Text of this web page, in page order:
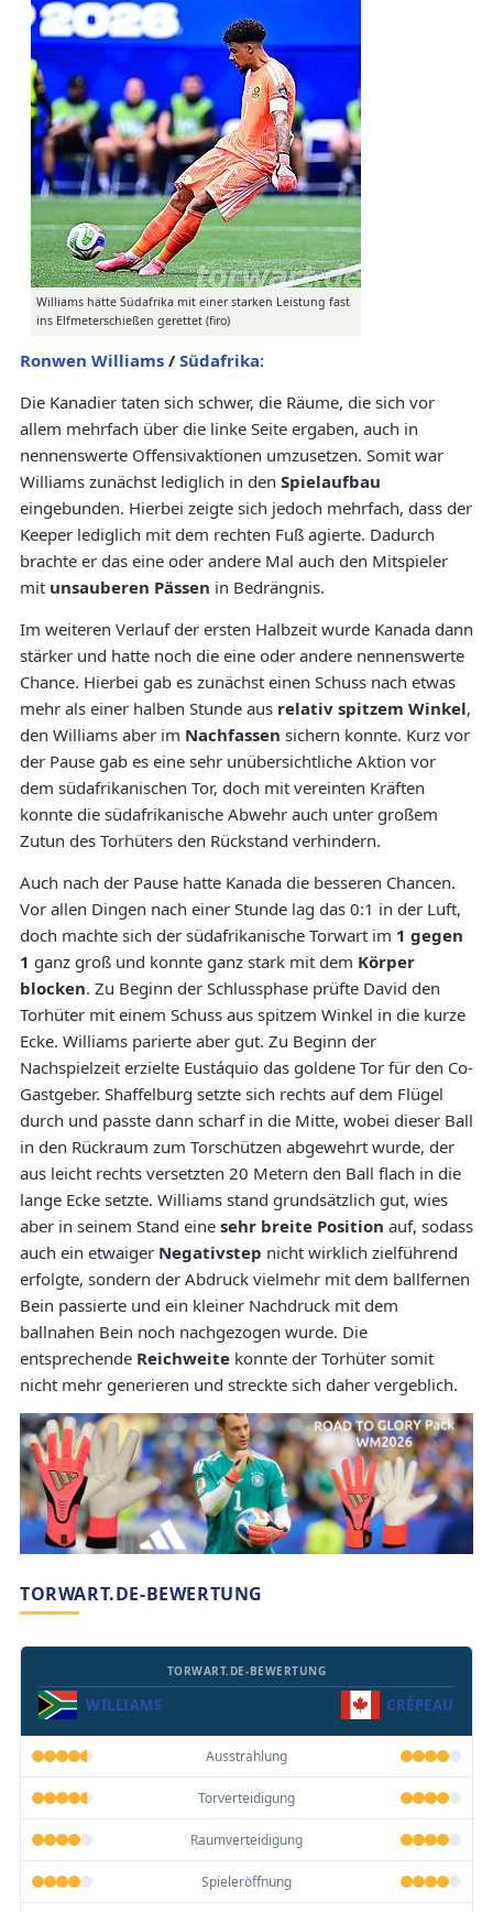
Williams hätte Südafrika mit einer starken Leistung fast
ins Elfmeterschießen gerettet (firo)
Ronwen Williams / Südafrika:
Die Kanadier taten sich schwer, die Räume, die sich vor
allem mehrfach über die linke Seite ergaben, auch in
nennenswerte Offensivaktionen umzusetzen. Somit war
Williams zunächst lediglich in den Spielaufbau
eingebunden. Hierbei zeigte sich jedoch mehrfach, dass der
Keeper lediglich mit dem rechten Fuß agierte. Dadurch
brachte er das eine oder andere Mal auch den Mitspieler
mit unsauberen Pässen in Bedrängnis.
Im weiteren Verlauf der ersten Halbzeit wurde Kanada dann
stärker und hatte noch die eine oder andere nennenswerte
Chance. Hierbei gab es zunächst einen Schuss nach etwas
mehr als einer halben Stunde aus relativ spitzem Winkel,
den Williams aber im Nachfassen sichern konnte. Kurz vor
der Pause gab es eine sehr unübersichtliche Aktion vor
dem südafrikanischen Tor, doch mit vereinten Kräften
konnte die südafrikanische Abwehr auch unter großem
Zutun des Torhüters den Rückstand verhindern.
Auch nach der Pause hatte Kanada die besseren Chancen.
Vor allen Dingen nach einer Stunde lag das 0:1 in der Luft,
doch machte sich der südafrikanische Torwart im 1 gegen
1 ganz groß und konnte ganz stark mit dem Körper
blocken. Zu Beginn der Schlussphase prüfte David den
Torhüter mit einem Schuss aus spitzem Winkel in die kurze
Ecke. Williams parierte aber gut. Zu Beginn der
Nachspielzeit erzielte Eustáquio das goldene Tor für den Co-
Gastgeber. Shaffelburg setzte sich rechts auf dem Flügel
durch und passte dann scharf in die Mitte, wobei dieser Ball
in den Rückraum zum Torschützen abgewehrt wurde, der
aus leicht rechts versetzten 20 Metern den Ball flach in die
lange Ecke setzte. Williams stand grundsätzlich gut, wies
aber in seinem Stand eine sehr breite Position auf, sodass
auch ein etwaiger Negativstep nicht wirklich zielführend
erfolgte, sondern der Abdruck vielmehr mit dem ballfernen
Bein passierte und ein kleiner Nachdruck mit dem
ballnahen Bein noch nachgezogen wurde. Die
entsprechende Reichweite konnte der Torhüter somit
nicht mehr generieren und streckte sich daher vergeblich.
TORWART.DE-BEWERTUNG
WILLIAMS
TORWART.DE-BEWERTUNG
CRÉPEAU
Ausstrahlung
Torverteidigung
Raumverteidigung
Spieleröffnung